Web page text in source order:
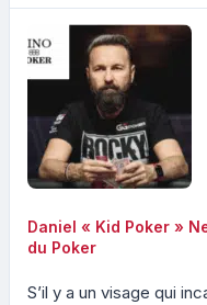
Daniel « Kid Poker »
du Poker
S’il y a un visage qui